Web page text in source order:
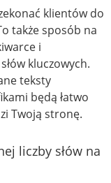
klientów do
także sposób na
i
kluczowych.
teksty
będą łatwo
Twoją stronę.
liczby słów na